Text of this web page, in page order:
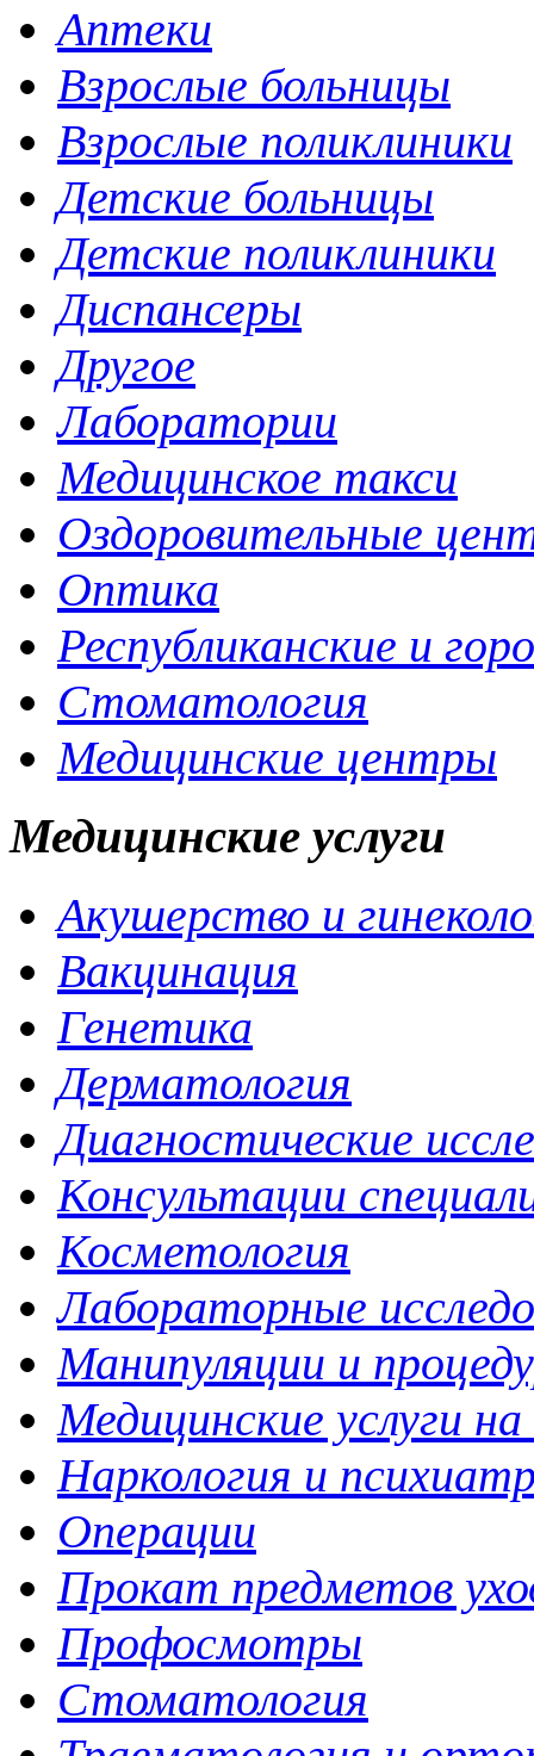
Аптеки
Взрослые больницы
Взрослые поликлиники
Детские больницы
Детские поликлиники
Диспансеры
Другое
Лаборатории
Медицинское такси
Оздоровительные
Оптика
Республиканские и
Стоматология
Медицинские центры
Медицинские услуги
Акушерство и
Вакцинация
Генетика
Дерматология
Диагностические
Консультации
Косметология
Лабораторные
Манипуляции и
Медицинские услуги
Наркология и
Операции
Прокат предметов
Профосмотры
Стоматология